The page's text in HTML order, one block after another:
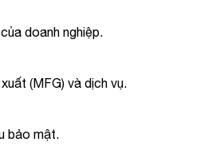
doanh nghiệp.
(MFG) và dịch vụ.
bảo mật.